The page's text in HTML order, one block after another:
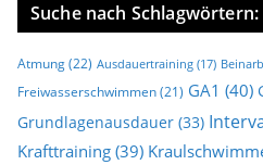
Suche nach Schlagwörtern:
Atmung(22) Ausdauertraining (17)
Freiwasserschwimmen (21) GA1 (40)
Grundlagenausdauer (33)
Krafttraining (39)